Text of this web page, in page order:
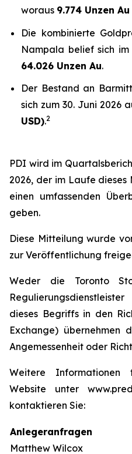
woraus 9.774 Unzen Au
Die kombinierte
Nampala belief sich
64.026 Unzen Au.
Der Bestand an
sich zum 30. Juni 2026
USD).2
PDI wird im
2026, der im Laufe
einen umfassenden
geben.
Diese Mitteilung wurde
zur Veröffentlichung
Weder die Toronto
dieses Begriffs in den
Exchange) übernehmen
Angemessenheit oder
Weitere
Website unter
kontaktieren Sie:
Anlegeranfragen
Matthew Wilcox